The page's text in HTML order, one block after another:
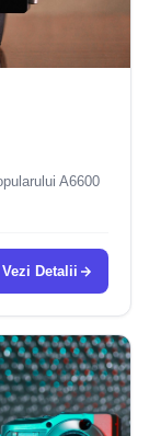
A6600
Vezi Detalii